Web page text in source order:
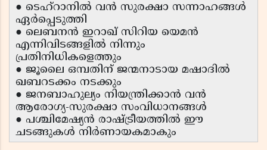
● ടെഹ്‌റാനിൽ വൻ സുരക്ഷാ സന്നാഹങ്ങൾ
ഏർപ്പെടുത്തി
● ലെബനൻ ഇറാഖ് സിറിയ യെമൻ
എന്നിവിടങ്ങളിൽ നിന്നും
പ്രതിനിധികളെത്തും
● ജൂലൈ ഒമ്പതിന് ജന്മനാടായ മഷാദിൽ
ഖബറടക്കം നടക്കും
● ജനബാഹുല്യം നിയന്ത്രിക്കാൻ വൻ
ആരോഗ്യ-സുരക്ഷാ സംവിധാനങ്ങൾ
● പശ്ചിമേഷ്യൻ രാഷ്ട്രീയത്തിൽ ഈ
ചടങ്ങുകൾ നിർണായകമാകും